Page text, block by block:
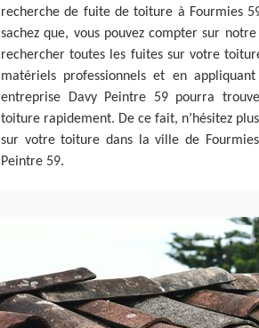
recherche de fuite de toiture à Fourmies
sachez que, vous pouvez compter sur
rechercher toutes les fuites sur votre
matériels professionnels et en
entreprise Davy Peintre 59 pourra
toiture rapidement. De ce fait, n’hésitez
sur votre toiture dans la ville de
Peintre 59.